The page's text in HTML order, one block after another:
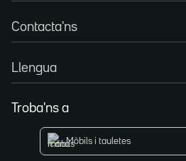
Contacta'ns
Llengua
Troba'ns a
Mòbils i tauletes